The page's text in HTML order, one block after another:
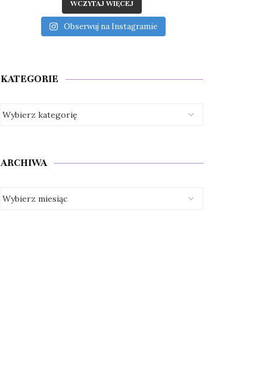
WCZYTAJ WIĘCEJ
Obserwuj na Instagramie
KATEGORIE
ARCHIWA